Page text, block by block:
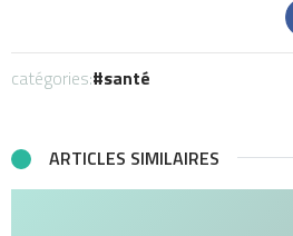
catégories: santé
ARTICLES SIMILAIRES